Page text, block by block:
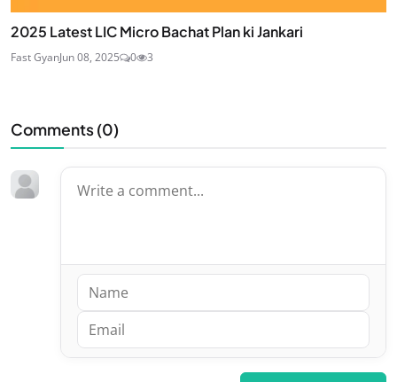
2025 Latest LIC Micro Bachat Plan ki Jankari
Fast GyanJun 08, 2025 0 3
Comments (0)